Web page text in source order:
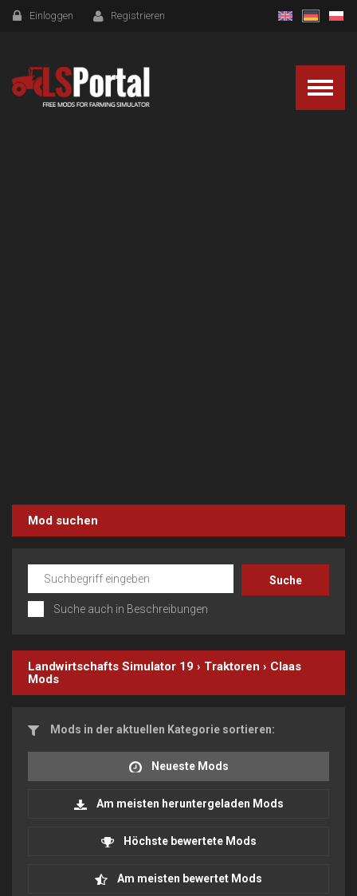
Einloggen Registrieren
Mod suchen
Suche auch in Beschreibungen
Landwirtschafts Simulator 19 › Traktoren › Claas
Mods
Mods in der aktuellen Kategorie sortieren:
Neueste Mods
Am meisten heruntergeladen Mods
Höchste bewertete Mods
Am meisten bewertet Mods